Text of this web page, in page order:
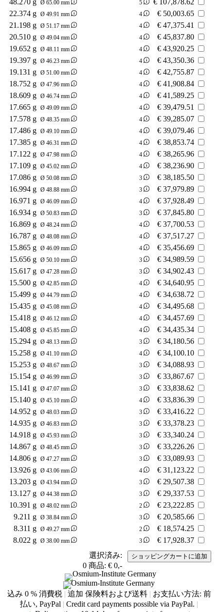
Ø 65.00 mm 5
22.374 g Ø 49.91 mm 4 € 50,003.65
21.198 g Ø 51.17 mm 4 € 47,375.41
20.510 g Ø 49.04 mm 4 € 45,837.80
19.652 g Ø 48.11 mm 4 € 43,920.25
19.397 g Ø 46.23 mm 4 € 43,350.36
19.131 g Ø 51.00 mm 4 € 42,755.87
18.752 g Ø 47.96 mm 4 € 41,908.84
18.609 g Ø 46.74 mm 4 € 41,589.25
17.665 g Ø 49.09 mm 4 € 39,479.51
17.578 g Ø 48.35 mm 4 € 39,285.07
17.486 g Ø 49.10 mm 4 € 39,079.46
17.385 g Ø 46.31 mm 4 € 38,853.74
17.122 g Ø 47.98 mm 4 € 38,265.96
17.109 g Ø 45.02 mm 4 € 38,236.90
17.086 g Ø 50.08 mm 3 € 38,185.50
16.994 g Ø 48.88 mm 3 € 37,979.89
16.971 g Ø 46.09 mm 4 € 37,928.49
16.934 g Ø 50.83 mm 3 € 37,845.80
16.869 g Ø 48.24 mm 4 € 37,700.53
16.787 g Ø 48.08 mm 4 € 37,517.27
15.865 g Ø 46.09 mm 4 € 35,456.69
15.656 g Ø 50.10 mm 3 € 34,989.59
15.617 g Ø 47.28 mm 3 € 34,902.43
15.500 g Ø 42.85 mm 4 € 34,640.95
15.499 g Ø 44.79 mm 4 € 34,638.72
15.435 g Ø 45.08 mm 4 € 34,495.68
15.418 g Ø 46.12 mm 4 € 34,457.69
15.408 g Ø 45.85 mm 4 € 34,435.34
15.294 g Ø 48.13 mm 3 € 34,180.56
15.258 g Ø 41.10 mm 4 € 34,100.10
15.253 g Ø 48.67 mm 3 € 34,088.93
15.154 g Ø 46.99 mm 3 € 33,867.67
15.141 g Ø 47.07 mm 3 € 33,838.62
15.140 g Ø 45.10 mm 4 € 33,836.39
14.952 g Ø 48.03 mm 3 € 33,416.22
14.935 g Ø 46.83 mm 3 € 33,378.23
14.918 g Ø 45.93 mm 3 € 33,340.24
14.867 g Ø 48.45 mm 3 € 33,226.26
14.806 g Ø 47.27 mm 3 € 33,089.93
13.926 g Ø 43.06 mm 4 € 31,123.22
13.203 g Ø 43.94 mm 3 € 29,507.38
13.127 g Ø 44.38 mm 3 € 29,337.53
10.391 g Ø 48.02 mm 2 € 23,222.85
9.211 g Ø 38.84 mm 3 € 20,585.66
8.311 g Ø 49.27 mm 2 € 18,574.25
8.022 g Ø 38.00 mm 3 € 17,928.37
選択済み:
0 商品: € 0,-
込み 0 % 消費税 | 追加 保険料および送料 | お支払い方法: 前
払い, PayPal | Credit card payments possible via PayPal. |